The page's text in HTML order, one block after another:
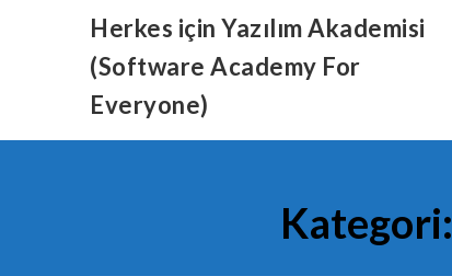
Herkes için Yazılım Akademisi
(Software Academy For
Everyone)
Kategori: